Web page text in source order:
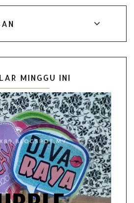
MINGGU INI